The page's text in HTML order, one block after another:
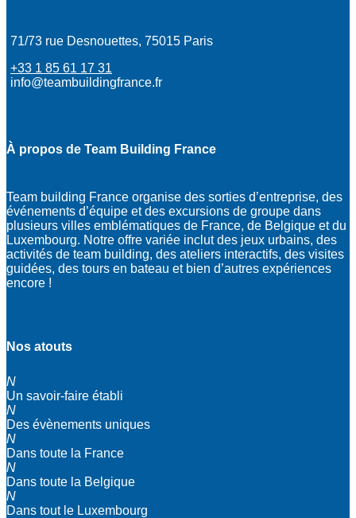
71/73 rue Desnouettes, 75015 Paris
+33 1 85 61 17 31
info@teambuildingfrance.fr
À propos de Team Building France
Team building France organise des sorties d’entreprise, des
événements d’équipe et des excursions de groupe dans
plusieurs villes emblématiques de France, de Belgique et du
Luxembourg. Notre offre variée inclut des jeux urbains, des
activités de team building, des ateliers interactifs, des visites
guidées, des tours en bateau et bien d’autres expériences
encore !
Nos atouts
N
Un savoir-faire établi
N
Des évènements uniques
N
Dans toute la France
N
Dans toute la Belgique
N
Dans tout le Luxembourg